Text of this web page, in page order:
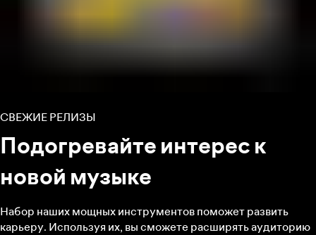
СВЕЖИЕ РЕЛИЗЫ
Подогревайте интерес к
новой музыке
Набор наших мощных инструментов поможет развить
карьеру. Используя их, вы сможете расширять аудиторию